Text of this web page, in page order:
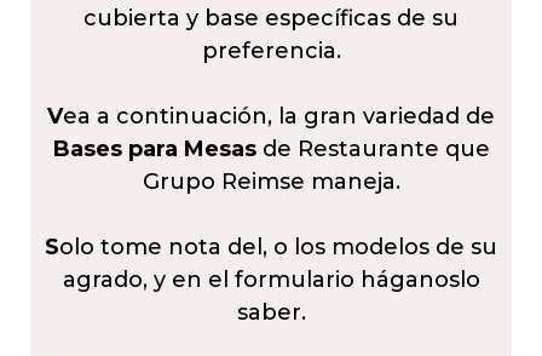
cubierta y base específicas de su
preferencia.
Vea a continuación, la gran variedad de
Bases para Mesasde Restaurante que
Grupo Reimse maneja.
Solo tome nota del, o los modelos de su
agrado, y en el formulario háganoslo
saber.